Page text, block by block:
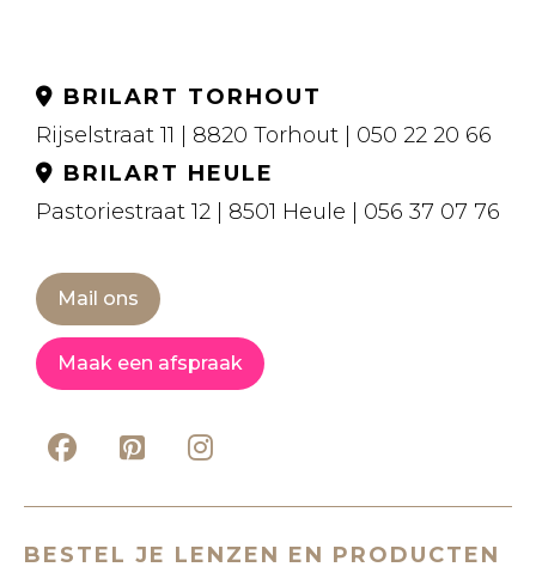
BRILART TORHOUT
Rijselstraat 11 | 8820 Torhout | 050 22 20 66
BRILART HEULE
Pastoriestraat 12 | 8501 Heule | 056 37 07 76
Mail ons
Maak een afspraak
BESTEL JE LENZEN EN PRODUCTEN